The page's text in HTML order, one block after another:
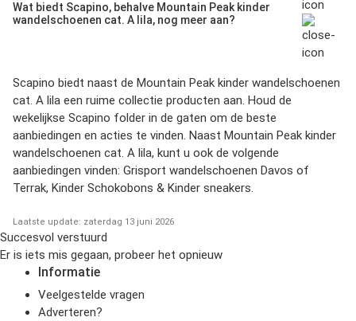
Wat biedt Scapino, behalve Mountain Peak kinder
wandelschoenen cat. A lila, nog meer aan?
Scapino biedt naast de Mountain Peak kinder wandelschoenen
cat. A lila een ruime collectie producten aan. Houd de
wekelijkse Scapino folder in de gaten om de beste
aanbiedingen en acties te vinden. Naast Mountain Peak kinder
wandelschoenen cat. A lila, kunt u ook de volgende
aanbiedingen vinden: Grisport wandelschoenen Davos of
Terrak, Kinder Schokobons & Kinder sneakers.
Laatste update: zaterdag 13 juni 2026
Succesvol verstuurd
Er is iets mis gegaan, probeer het opnieuw
Informatie
Veelgestelde vragen
Adverteren?